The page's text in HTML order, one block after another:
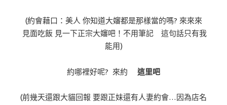
(約會藉口：美人 你知道大嬸都是那樣當的嗎? 來來來
見面吃飯 見一下正宗大嬸吧！不用筆記 這句話只有我
能用)
約哪裡好呢? 來約 這里吧
(前幾天還跟大貓回報 要跟正妹還有人妻約會…因為店名